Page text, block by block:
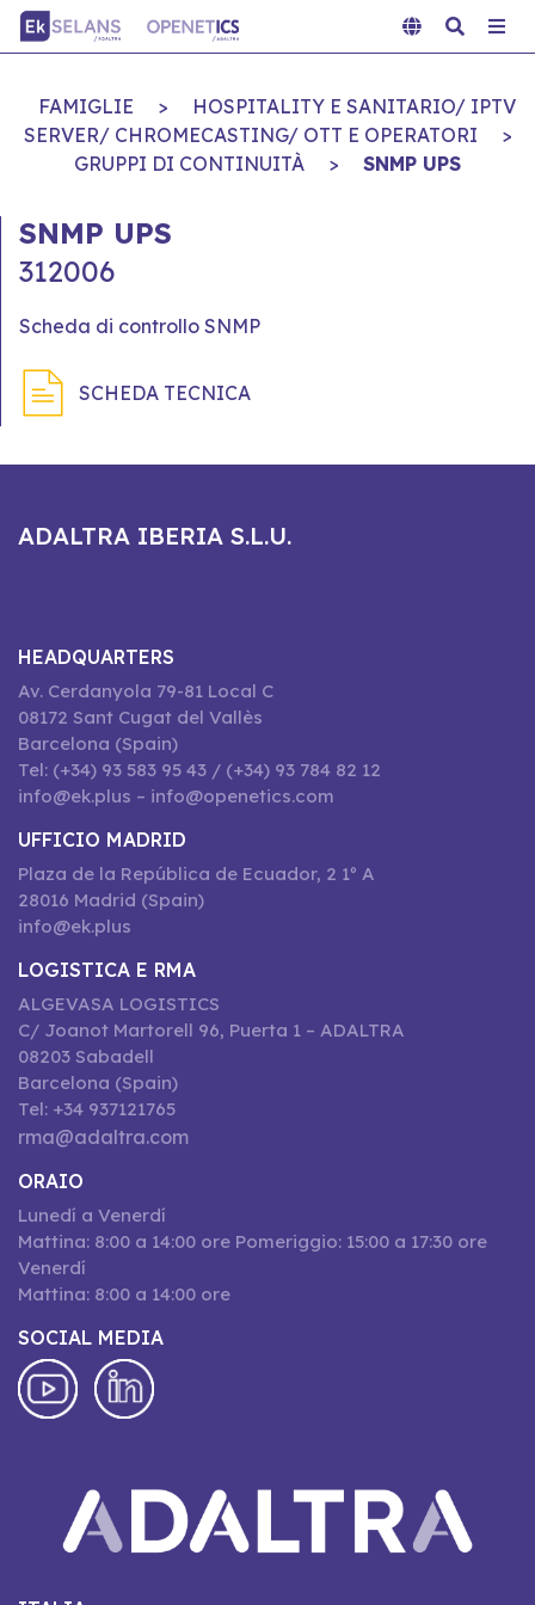
FAMIGLIE >
HOSPITALITY E SANITARIO/ IPTV
SERVER/ CHROMECASTING/ OTT E OPERATORI
>
GRUPPI DI CONTINUITÀ
> SNMP UPS
SNMP UPS
312006
Scheda di controllo SNMP
SCHEDA TECNICA
ADALTRA IBERIA S.L.U.
HEADQUARTERS
Av. Cerdanyola 79-81 Local C
08172 Sant Cugat del Vallès
Barcelona (Spain)
Tel: (+34) 93 583 95 43 / (+34) 93 784 82 12
info@ek.plus – info@openetics.com
UFFICIO MADRID
Plaza de la República de Ecuador, 2 1º A
28016 Madrid (Spain)
info@ek.plus
LOGISTICA E RMA
ALGEVASA LOGISTICS
C/ Joanot Martorell 96, Puerta 1 – ADALTRA
08203 Sabadell
Barcelona (Spain)
Tel: +34 937121765
rma@adaltra.com
ORAIO
Lunedí a Venerdí
Mattina: 8:00 a 14:00 ore Pomeriggio: 15:00 a 17:30 ore
Venerdí
Mattina: 8:00 a 14:00 ore
SOCIAL MEDIA